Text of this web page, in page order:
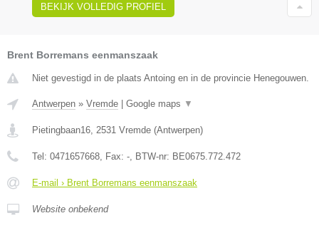
BEKIJK VOLLEDIG PROFIEL
Brent Borremans eenmanszaak
Niet gevestigd in de plaats Antoing en in de provincie Henegouwen.
Antwerpen » Vremde Google maps ▼
Pietingbaan16 2531 Vremde (Antwerpen)
Tel: 0471657668 , Fax: - , BTW-nr: BE0675.772.472
E-mail › Brent Borremans eenmanszaak
Website onbekend